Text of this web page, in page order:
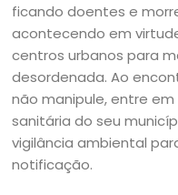
ficando doentes e
acontecendo em
centros urbanos para
desordenada. Ao
não manipule, entre
sanitária do seu
vigilância ambiental
notificação.